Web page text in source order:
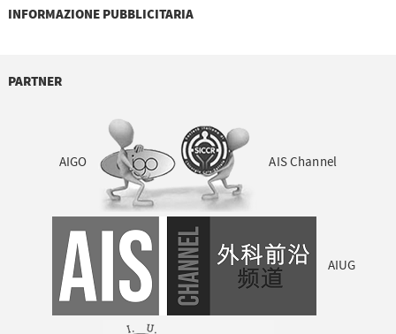
INFORMAZIONE PUBBLICITARIA
PARTNER
AIGO AIS Channel
AIUG